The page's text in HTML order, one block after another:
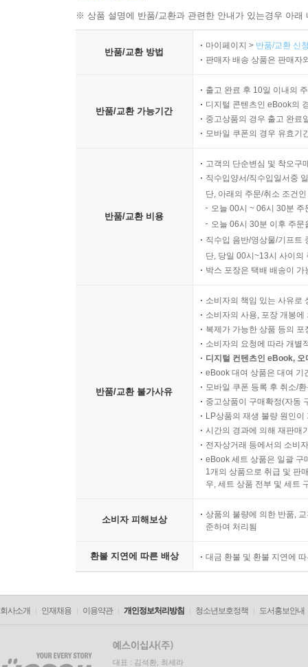
※ 상품 설명에 반품/교환과 관련한 안내가 있는경우 아
반품/교환 방법
마이페이지 > 반품/교환 신
판매자 배송 상품은 판매자
반품/교환 가능기간
출고 완료 후 10일 이내의
디지털 콘텐츠인 eBook의
중고상품의 경우 출고 완료
모바일 쿠폰의 경우 유효기
반품/교환 비용
고객의 단순변심 및 착오구
직수입양서/직수입일서중
단, 아래의 주문/취소 조건
오늘 00시 ~ 06시 30분
오늘 06시 30분 이후 주
직수입 음반/영상물/기프트
단, 당일 00시~13시 사이의
박스 포장은 택배 배송이
반품/교환 불가사유
소비자의 책임 있는 사유로
소비자의 사용, 포장 개봉
복제가 가능한 상품 등의
소비자의 요청에 따라 개별
디지털 컨텐츠인 eBook,
eBook 대여 상품은 대여 기
모바일 쿠폰 등록 후 취소/
중고상품이 구매확정(자동
LP상품의 재생 불량 원인
시간의 경과에 의해 재판매
전자상거래 등에서의 소비
eBook 세트 상품은 일괄 구
1개의 상품으로 취급 및 판
우, 세트 상품 전부 및 세트
소비자 피해보상
상품의 불량에 의한 반품,
준하여 처리됨
환불 지연에 따른 배상 대금 환불 및 환불 지연에
회사소개 인재채용 이용약관 개인정보처리방침 청소년보호정책 도서홍보안내
대표 : 김석환, 최세라